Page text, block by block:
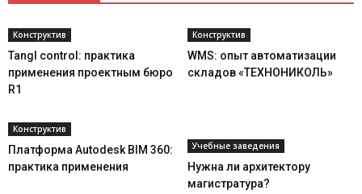
Конструктив
Tangl control: практика
применения проектным бюро
R1
Конструктив
WMS: опыт автоматизации
складов «ТЕХНОНИКОЛЬ»
Конструктив
Платформа Autodesk BIM 360:
практика применения
Учебные заведения
Нужна ли архитектору
магистратура?